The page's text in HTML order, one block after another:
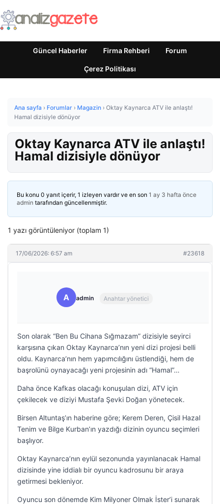
Güncel Haberler Firma Rehberi Forum
Çerez Politikası
Ana sayfa › Forumlar › Magazin › Oktay Kaynarca ATV ile anlaştı!
Hamal dizisiyle dönüyor
Oktay Kaynarca ATV ile anlaştı!
Hamal dizisiyle dönüyor
Bu konu 0 yanıt içerir, 1 izleyen vardır ve en son 1 ay 3 hafta önce
admin tarafından güncellenmiştir.
1 yazı görüntüleniyor (toplam 1)
17/06/2026: 6:57 am #23618
A admin Anahtar yönetici
Son olarak “Ben Bu Cihana Sığmazam” dizisiyle seyirci
karşısına çıkan Oktay Kaynarca’nın yeni dizi projesi belli
oldu. Kaynarca’nın hem yapımcılığını üstlendiği, hem de
başrolünü oynayacağı yeni projesinin adı “Hamal”…
Daha önce Kafkas olacağı konuşulan dizi, ATV için
çekilecek ve diziyi Mustafa Şevki Doğan yönetecek.
Birsen Altuntaş’ın haberine göre; Kerem Deren, Çisil Hazal
Tenim ve Bilge Kurban’ın yazdığı dizinin oyuncu seçimleri
başlıyor.
Oktay Kaynarca’nın eylül sezonunda yayınlanacak Hamal
dizisinde yine iddialı bir oyuncu kadrosunu bir araya
getirmesi bekleniyor.
Oyuncu son dönemde Kim Milyoner Olmak İster’i sunarak